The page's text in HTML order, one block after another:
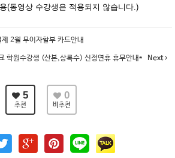
(동영상 수강생은 적용되지 않습니다.)
2월 무이자할부 카드안내
학원수강생 (산본,상록수) 신정연휴 휴무안내* Next
5
추천
0
비추천